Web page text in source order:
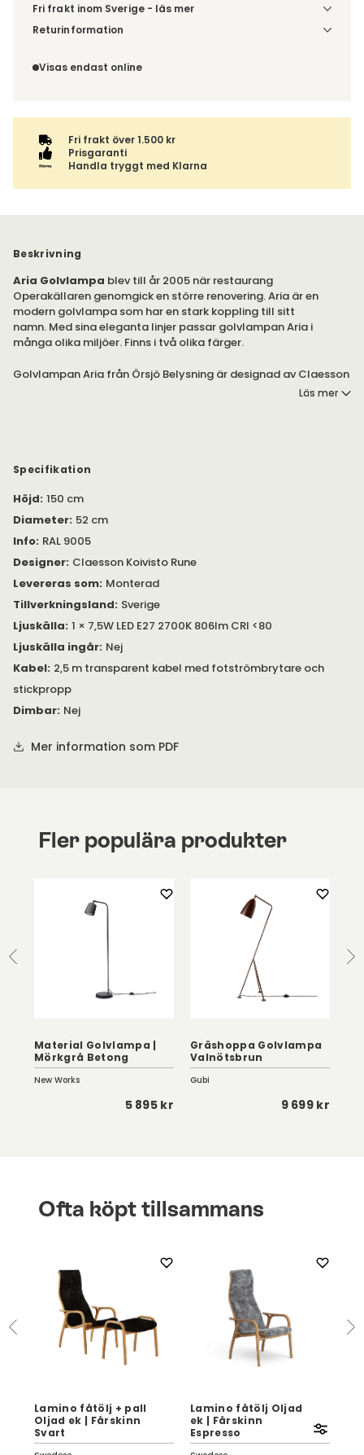
Fri frakt inom Sverige - läs mer
Denna vara skickas till din port/tomtgräns. Innan leverans
ordern tillsammans.
Returinformation
inte av ångerrätten.
Visas endast online
Fri frakt över 1.500 kr
Prisgaranti
Handla tryggt med Klarna
Beskrivning
Aria Golvlampa blev till år 2005 när restaurang
Operakällaren genomgick en större renovering. Aria är en
modern golvlampa som har en stark koppling till sitt
namn. Med sina eleganta linjer passar golvlampan Aria i
många olika miljöer. Finns i två olika färger.
Golvlampan Aria från Örsjö Belysning är designad av Claesson
Koivisto Rune. Golvlampan har en svävande design och pryder
skärmen och ett under ljuskällan.
Läs mer
Specifikation
Höjd: 150 cm
Diameter: 52 cm
Info: RAL 9005
Designer: Claesson Koivisto Rune
Levereras som: Monterad
Tillverkningsland: Sverige
Ljuskälla: 1 × 7,5W LED E27 2700K 806lm CRI <80
Ljuskälla ingår: Nej
Kabel: 2,5 m transparent kabel med fotströmbrytare och
stickpropp
Dimbar: Nej
Mer information som PDF
Fler populära produkter
Material Golvlampa |
Mörkgrå Betong
New Works
5 895 kr
Gräshoppa Golvlampa
Valnötsbrun
Gubi
9 699 kr
Ofta köpt tillsammans
Lamino fåtölj + pall
Oljad ek | Fårskinn
Svart
Lamino fåtölj Oljad
ek | Fårskinn
Espresso